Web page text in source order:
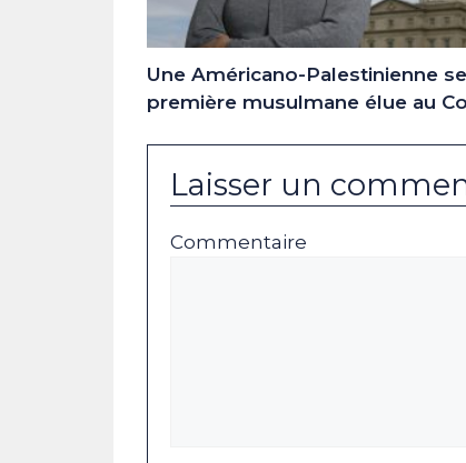
Une Américano-Palestinienne
première musulmane élue au
Laisser un
Commentaire